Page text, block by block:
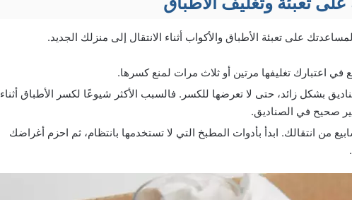
على تعبئة الأطباق والأكواب أثناء الانتقال إلى منزلك الجديد.
اعتبارك تغليفها مرتين أو ثلاث مرات لمنع كسرها.
بشكل زائد، حتى لا تعرضها للكسر. فالسبب الأكثر شيوعًا لكسر الأطباق أثناء
صحيح في الصناديق.
من انتقالك. ابدأ بأدوات المطبخ التي لا تستخدمها بانتظام، ثم احزم أغراضك